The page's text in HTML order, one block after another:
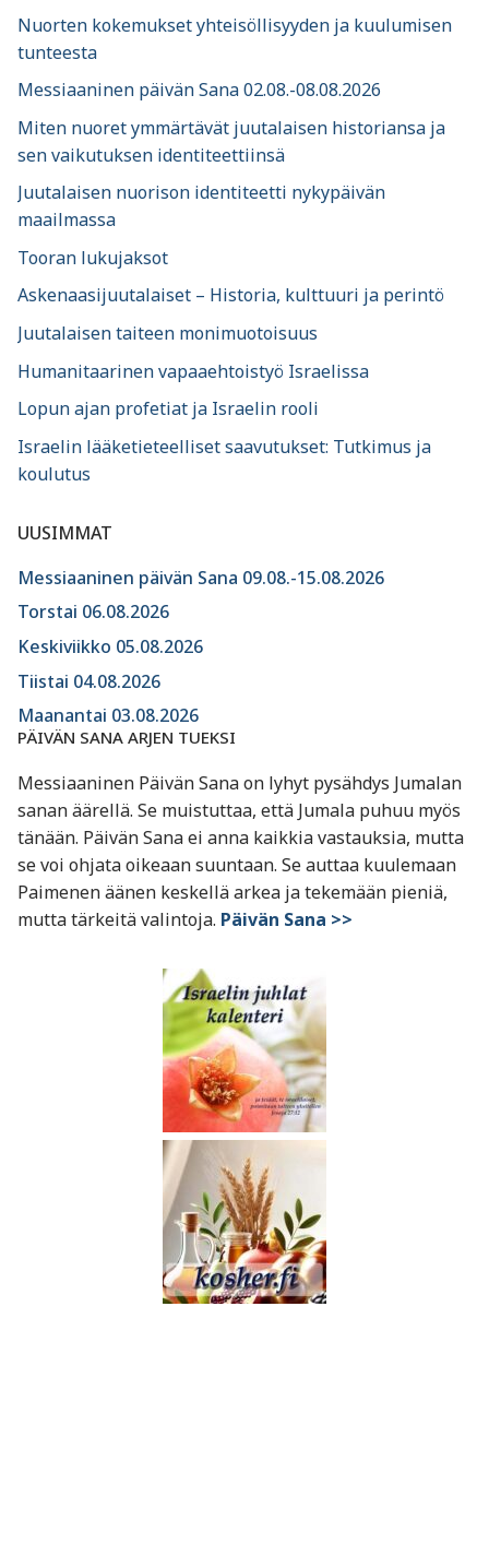
Nuorten kokemukset yhteisöllisyyden ja kuulumisen
tunteesta
Messiaaninen päivän Sana 02.08.-08.08.2026
Miten nuoret ymmärtävät juutalaisen historiansa ja
sen vaikutuksen identiteettiinsä
Juutalaisen nuorison identiteetti nykypäivän
maailmassa
Tooran lukujaksot
Askenaasijuutalaiset – Historia, kulttuuri ja perintö
Juutalaisen taiteen monimuotoisuus
Humanitaarinen vapaaehtoistyö Israelissa
Lopun ajan profetiat ja Israelin rooli
Israelin lääketieteelliset saavutukset: Tutkimus ja
koulutus
UUSIMMAT
Messiaaninen päivän Sana 09.08.-15.08.2026
Torstai 06.08.2026
Keskiviikko 05.08.2026
Tiistai 04.08.2026
Maanantai 03.08.2026
PÄIVÄN SANA ARJEN TUEKSI
Messiaaninen Päivän Sana on lyhyt pysähdys Jumalan
sanan äärellä. Se muistuttaa, että Jumala puhuu myös
tänään. Päivän Sana ei anna kaikkia vastauksia, mutta
se voi ohjata oikeaan suuntaan. Se auttaa kuulemaan
Paimenen äänen keskellä arkea ja tekemään pieniä,
mutta tärkeitä valintoja. Päivän Sana >>